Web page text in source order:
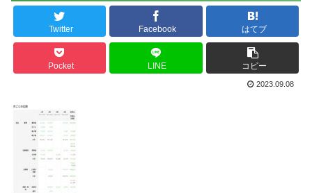
Twitter Facebook はてブ
Pocket LINE コピー
2023.09.08